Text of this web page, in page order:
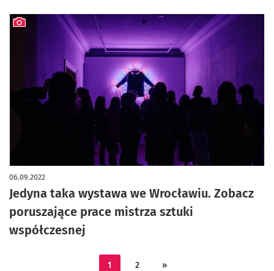
Jedyna taka wystawa we Wrocławiu. Zobacz
poruszające prace mistrza sztuki
współczesnej
06.09.2022
artykuł z galerią zdjęć
1 2 »